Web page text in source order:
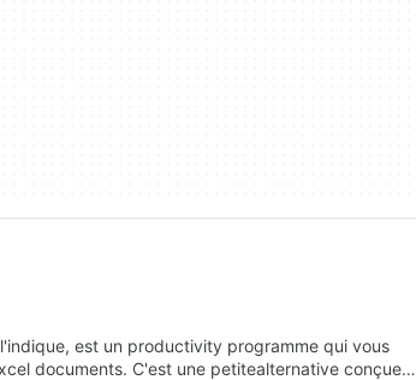
est un productivity programme qui vous
documents. C'est une petitealternative conçue…